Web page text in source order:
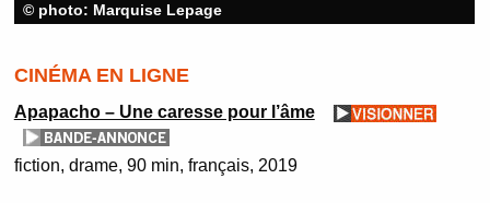
© photo: Marquise Lepage
CINÉMA EN LIGNE
Apapacho – Une caresse pour l’âme
fiction drame 90 min français 2019